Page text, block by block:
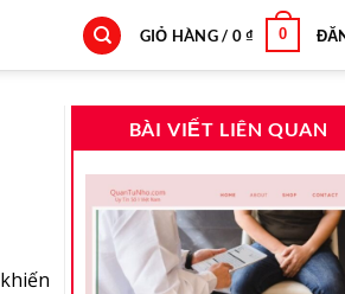
GIỎ HÀNG / 0₫ 0
BÀI VIẾT LIÊN QUAN